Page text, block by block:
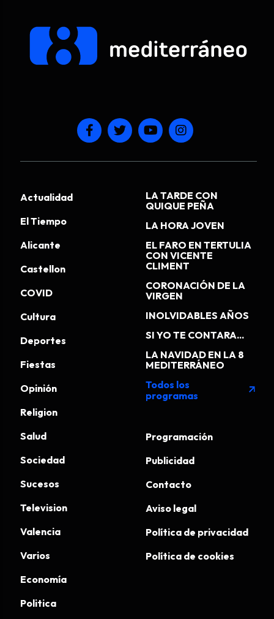
Actualidad
El Tiempo
Alicante
Castellon
COVID
Cultura
Deportes
Fiestas
Opinión
Religion
Salud
Sociedad
Sucesos
Television
Valencia
Varios
Economía
Politica
LA TARDE CON
QUIQUE PEÑA
LA HORA JOVEN
EL FARO EN TERTULIA
CON VICENTE
CLIMENT
CORONACIÓN DE LA
VIRGEN
INOLVIDABLES AÑOS
SI YO TE CONTARA...
LA NAVIDAD EN LA 8
MEDITERRÁNEO
Todos los
programas
arrow_outward
Programación
Publicidad
Contacto
Aviso legal
Política de privacidad
Política de cookies